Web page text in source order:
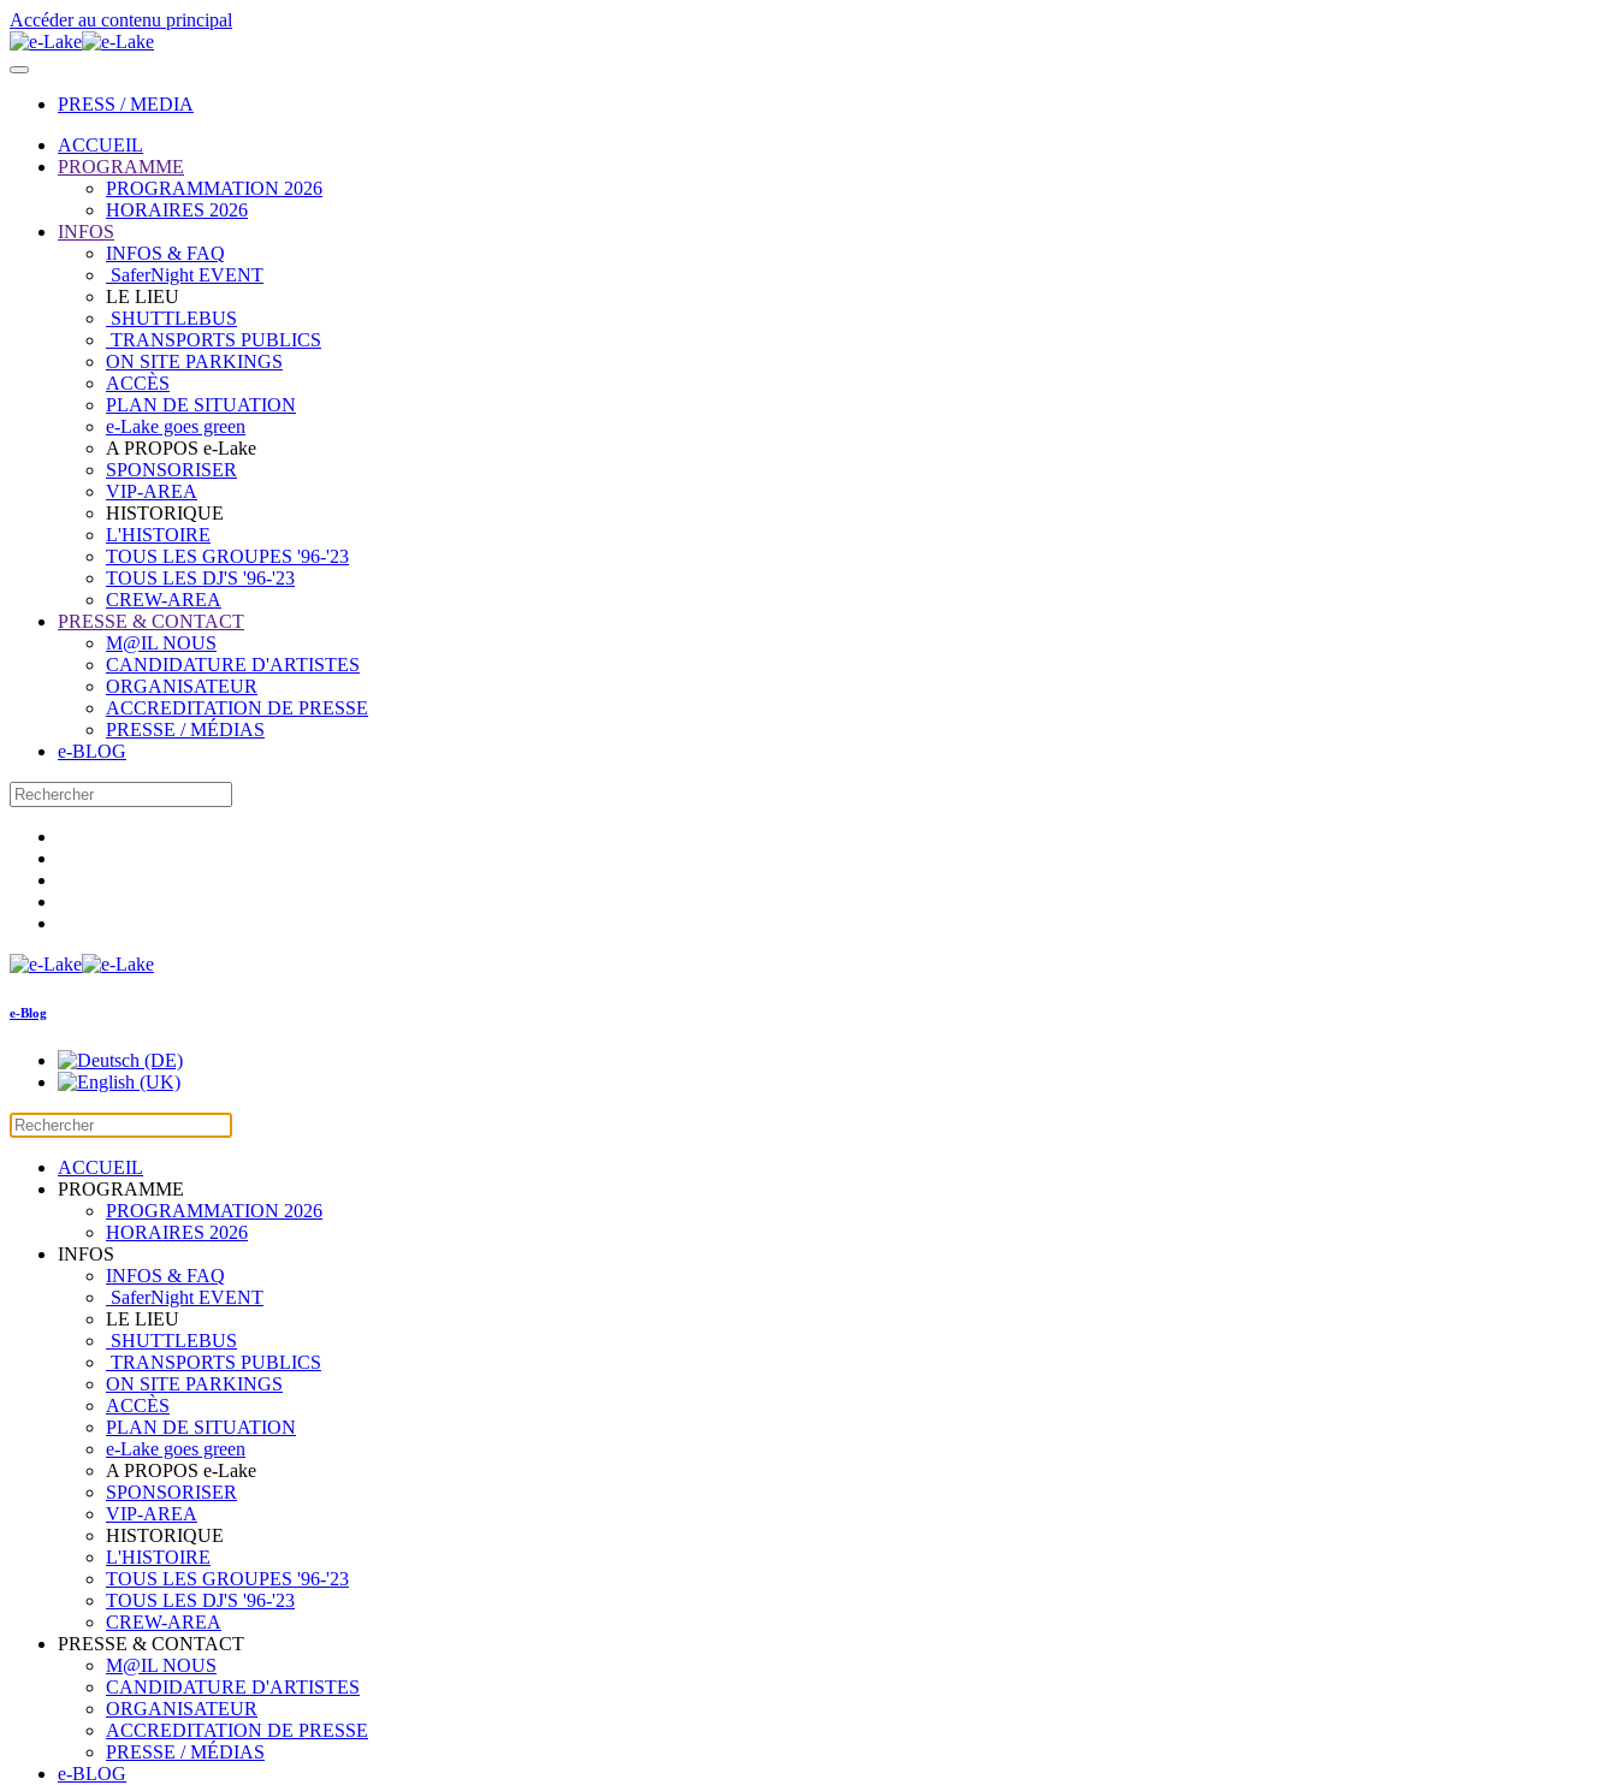
Accéder au contenu principal
PRESS / MEDIA
ACCUEIL
PROGRAMME
PROGRAMMATION 2026
HORAIRES 2026
INFOS
INFOS & FAQ
SaferNight EVENT
LE LIEU
SHUTTLEBUS
TRANSPORTS PUBLICS
ON SITE PARKINGS
ACCÈS
PLAN DE SITUATION
e-Lake goes green
A PROPOS e-Lake
SPONSORISER
VIP-AREA
HISTORIQUE
L'HISTOIRE
TOUS LES GROUPES '96-'23
TOUS LES DJ'S '96-'23
CREW-AREA
PRESSE & CONTACT
M@IL NOUS
CANDIDATURE D'ARTISTES
ORGANISATEUR
ACCREDITATION DE PRESSE
PRESSE / MÉDIAS
e-BLOG
e-Blog
ACCUEIL
PROGRAMME
PROGRAMMATION 2026
HORAIRES 2026
INFOS
INFOS & FAQ
SaferNight EVENT
LE LIEU
SHUTTLEBUS
TRANSPORTS PUBLICS
ON SITE PARKINGS
ACCÈS
PLAN DE SITUATION
e-Lake goes green
A PROPOS e-Lake
SPONSORISER
VIP-AREA
HISTORIQUE
L'HISTOIRE
TOUS LES GROUPES '96-'23
TOUS LES DJ'S '96-'23
CREW-AREA
PRESSE & CONTACT
M@IL NOUS
CANDIDATURE D'ARTISTES
ORGANISATEUR
ACCREDITATION DE PRESSE
PRESSE / MÉDIAS
e-BLOG